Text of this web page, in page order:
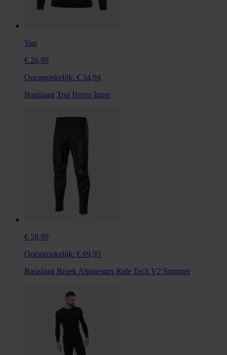
Van
€ 26,99
Oorspronkelijk: € 34,94
Basislaag Trui Hemo Inner
€ 58,99
Oorspronkelijk: € 69,95
Basislaag Broek Alpinestars Ride Tech V2 Summer